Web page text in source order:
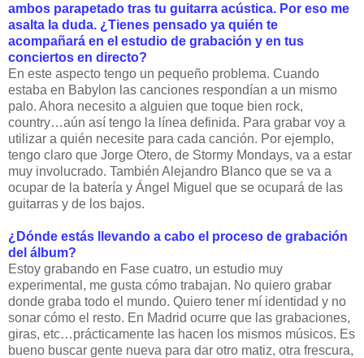
ambos parapetado tras tu guitarra acústica. Por eso me
asalta la duda. ¿Tienes pensado ya quién te
acompañará en el estudio de grabación y en tus
conciertos en directo?
En este aspecto tengo un pequeño problema. Cuando
estaba en Babylon las canciones respondían a un mismo
palo. Ahora necesito a alguien que toque bien rock,
country…aún así tengo la línea definida. Para grabar voy a
utilizar a quién necesite para cada canción. Por ejemplo,
tengo claro que Jorge Otero, de Stormy Mondays, va a estar
muy involucrado. También Alejandro Blanco que se va a
ocupar de la batería y Ángel Miguel que se ocupará de las
guitarras y de los bajos.
¿Dónde estás llevando a cabo el proceso de grabación
del álbum?
Estoy grabando en Fase cuatro, un estudio muy
experimental, me gusta cómo trabajan. No quiero grabar
donde graba todo el mundo. Quiero tener mí identidad y no
sonar cómo el resto. En Madrid ocurre que las grabaciones,
giras, etc…prácticamente las hacen los mismos músicos. Es
bueno buscar gente nueva para dar otro matiz, otra frescura,